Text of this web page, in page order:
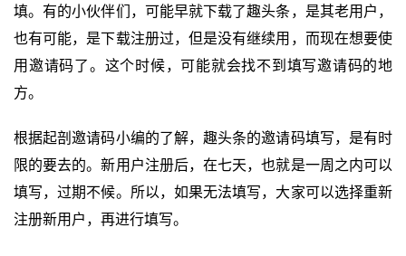
填。有的小伙伴们，可能早就下载了趣头条，是其老用户，
也有可能，是下载注册过，但是没有继续用，而现在想要使
用邀请码了。这个时候，可能就会找不到填写邀请码的地
方。
根据起剖邀请码小编的了解，趣头条的邀请码填写，是有时
限的要去的。新用户注册后，在七天，也就是一周之内可以
填写，过期不候。所以，如果无法填写，大家可以选择重新
注册新用户，再进行填写。